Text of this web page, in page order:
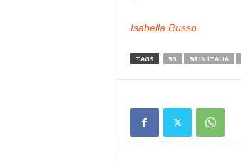
Isabella Russo
TAGS 5G 5G IN ITALIA